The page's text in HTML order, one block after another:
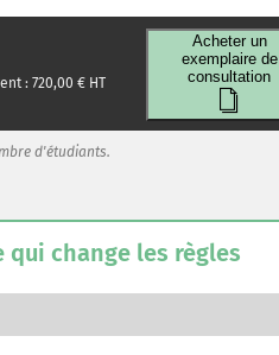
logistiques ou
mais aussi du fait de la
Pour éclairer cet
un prisme managérial, le
l'analyse externe et
à la ferme sur le DAS
d'une étude sur les
à expliquer comment
du secteur
aidants de
pas toujours facile à
d'étudiants.
: 720,00 € HT
Acheter un
exemplaire de
consultation
change les règles